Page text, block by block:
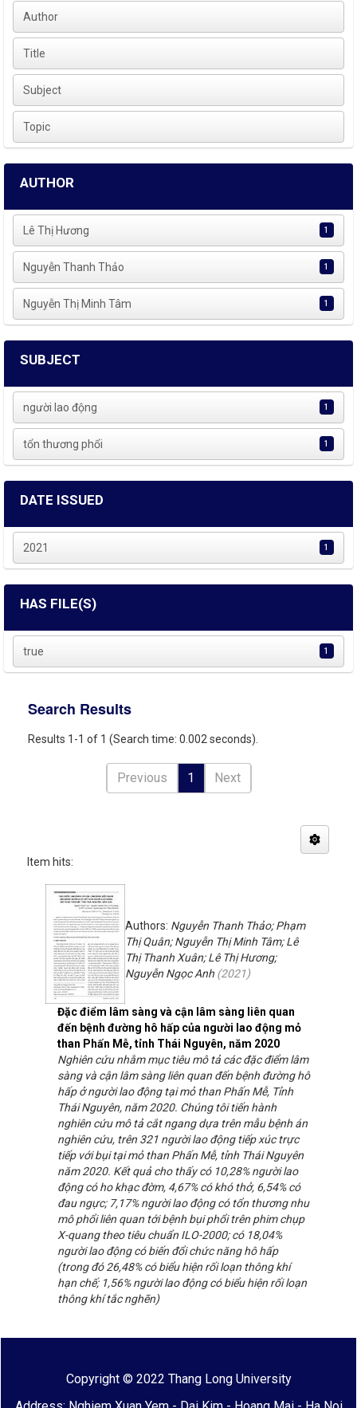
Author
Title
Subject
Topic
AUTHOR
Lê Thị Hương 1
Nguyễn Thanh Thảo 1
Nguyễn Thị Minh Tâm 1
SUBJECT
người lao động 1
tổn thương phổi 1
DATE ISSUED
2021 1
HAS FILE(S)
true 1
Search Results
Results 1-1 of 1 (Search time: 0.002 seconds).
Previous 1 Next
Item hits:
Đặc điểm lâm sàng và cận lâm sàng liên quan
đến bệnh đường hô hấp của người lao động mỏ
than Phấn Mễ, tỉnh Thái Nguyên, năm 2020
Authors: Nguyễn Thanh Thảo; Phạm
Thị Quân; Nguyễn Thị Minh Tâm; Lê
Thị Thanh Xuân; Lê Thị Hương;
Nguyễn Ngọc Anh (2021)
Nghiên cứu nhằm mục tiêu mô tả các đặc điểm lâm
sàng và cận lâm sàng liên quan đến bệnh đường hô
hấp ở người lao động tại mỏ than Phấn Mễ, Tỉnh
Thái Nguyên, năm 2020. Chúng tôi tiến hành
nghiên cứu mô tả cắt ngang dựa trên mẫu bệnh án
nghiên cứu, trên 321 người lao động tiếp xúc trực
tiếp với bụi tại mỏ than Phấn Mễ, tỉnh Thái Nguyên
năm 2020. Kết quả cho thấy có 10,28% người lao
động có ho khạc đờm, 4,67% có khó thở, 6,54% có
đau ngực; 7,17% người lao động có tổn thương nhu
mô phổi liên quan tới bệnh bụi phổi trên phim chụp
X-quang theo tiêu chuẩn ILO-2000; có 18,04%
người lao động có biến đổi chức năng hô hấp
(trong đó 26,48% có biểu hiện rối loạn thông khí
hạn chế; 1,56% người lao động có biểu hiện rối loạn
thông khí tắc nghẽn)
Copyright © 2022 Thang Long University